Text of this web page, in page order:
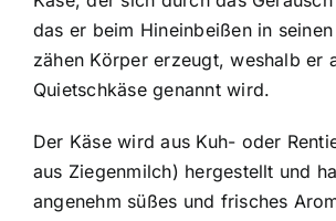
das er beim Hineinbeißen in
zähen Körper erzeugt, weshalb er
Quietschkäse genannt wird.
Der Käse wird aus Kuh- oder
aus Ziegenmilch) hergestellt und
angenehm süßes und frisches